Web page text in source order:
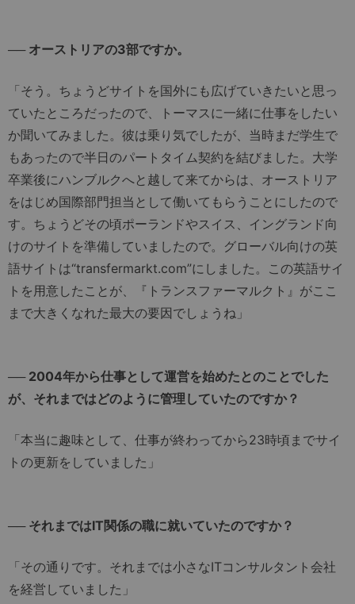
── オーストリアの3部ですか。
「そう。ちょうどサイトを国外にも広げていきたいと思っ
ていたところだったので、トーマスに一緒に仕事をしたい
か聞いてみました。彼は乗り気でしたが、当時まだ学生で
もあったので半日のパートタイム契約を結びました。大学
卒業後にハンブルクへと越して来てからは、オーストリア
をはじめ国際部門担当として働いてもらうことにしたので
す。ちょうどその頃ポーランドやスイス、イングランド向
けのサイトを準備していましたので。グローバル向けの英
語サイトは“transfermarkt.com”にしました。この英語サイ
トを用意したことが、『トランスファーマルクト』がここ
まで大きくなれた最大の要因でしょうね」
── 2004年から仕事として運営を始めたとのことでした
が、それまではどのように管理していたのですか？
「本当に趣味として、仕事が終わってから23時頃までサイ
トの更新をしていました」
── それまではIT関係の職に就いていたのですか？
「その通りです。それまでは小さなITコンサルタント会社
を経営していました」